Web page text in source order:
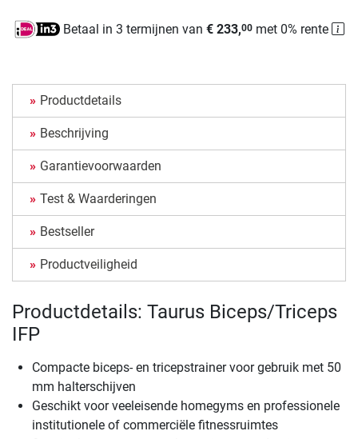
Betaal in 3 termijnen van € 233,00 met 0% rente
Productdetails
Beschrijving
Garantievoorwaarden
Test & Waarderingen
Bestseller
Productveiligheid
Productdetails: Taurus Biceps/Triceps
IFP
Compacte biceps- en tricepstrainer voor gebruik met 50
mm halterschijven
Geschikt voor veeleisende homegyms en professionele
institutionele of commerciële fitnessruimtes